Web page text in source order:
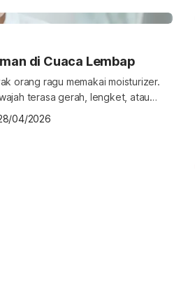
di Cuaca Lembap
orang ragu memakai moisturizer.
terasa gerah, lengket, atau
terutama pada pagi hari.
kulit terasa lebih “basah”,
04/2026